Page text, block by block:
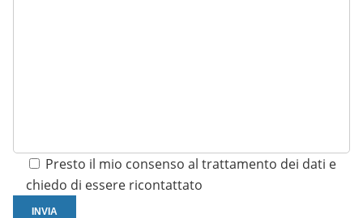
Presto il mio consenso al trattamento dei dati e
chiedo di essere ricontattato